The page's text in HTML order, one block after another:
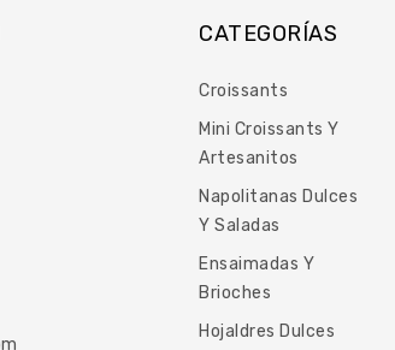
CATEGORÍAS
Croissants
Mini Croissants Y
Artesanitos
Napolitanas Dulces
Y Saladas
Ensaimadas Y
Brioches
Hojaldres Dulces